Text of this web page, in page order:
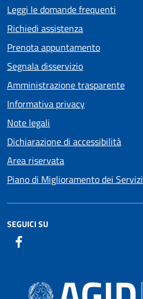
Leggi le domande frequenti
Richiedi assistenza
Prenota appuntamento
Segnala disservizio
Amministrazione trasparente
Informativa privacy
Note legali
Dichiarazione di accessibilità
Area riservata
Piano di Miglioramento dei Servizi
SEGUICI SU